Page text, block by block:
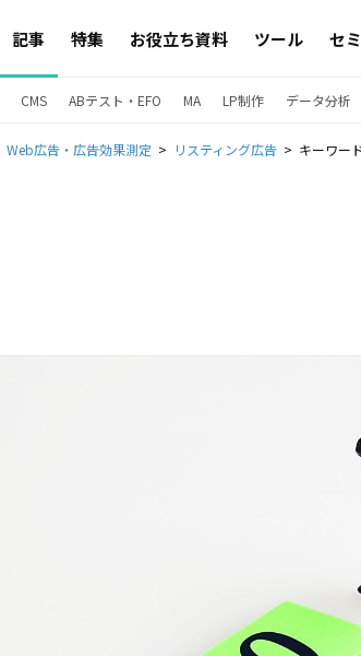
記事 特集 お役立ち資料 ツール セ
CMS ABテスト・EFO MA LP制作 データ分析
Web広告・広告効果測定 リスティング広告 キーワー